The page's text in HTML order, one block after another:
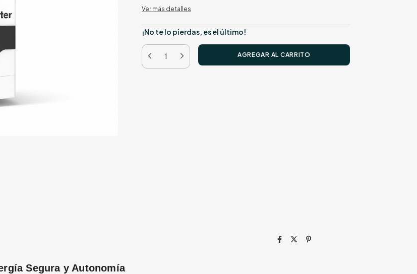
Ver más detalles
¡No te lo pierdas, es el último!
Segura y Autonomía